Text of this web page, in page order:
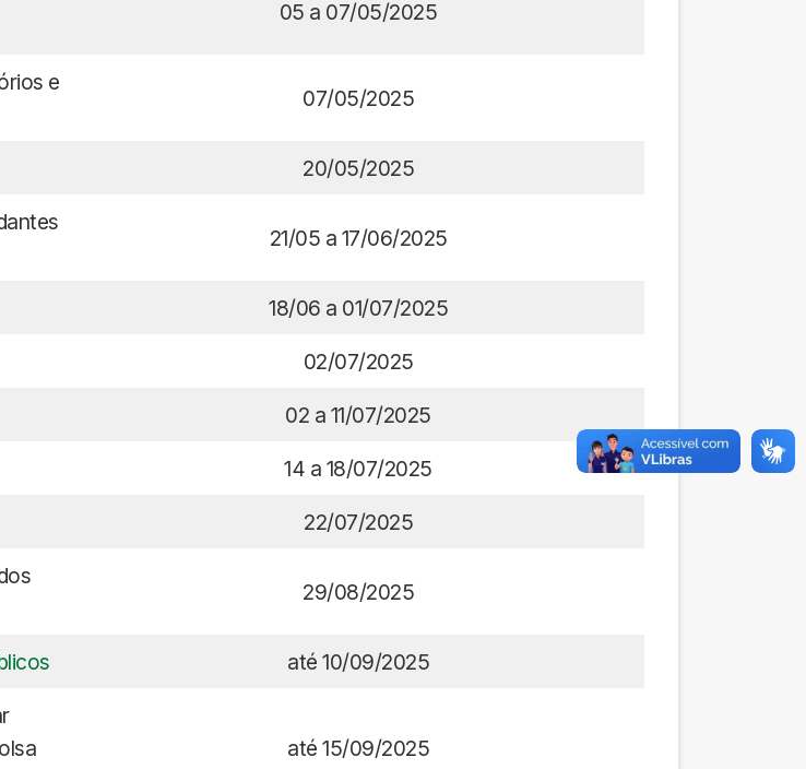
05 a 07/05/2025
e
07/05/2025
20/05/2025
21/05 a 17/06/2025
18/06 a 01/07/2025
02/07/2025
02 a 11/07/2025
14 a 18/07/2025
22/07/2025
29/08/2025
até 10/09/2025
até 15/09/2025